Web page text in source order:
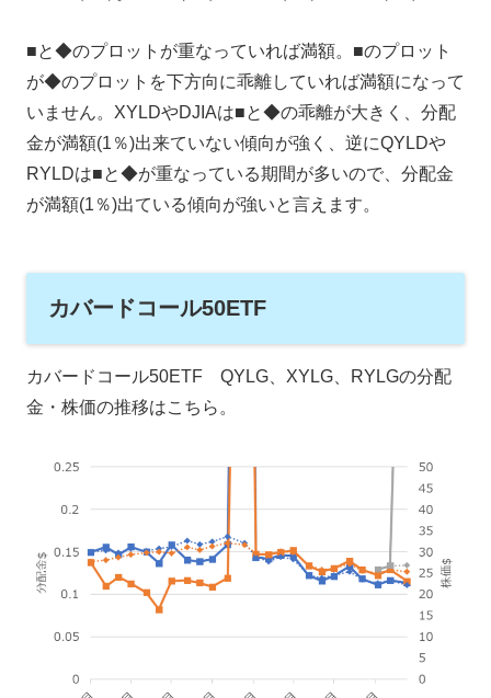
■と◆のプロットが重なっていれば満額。■のプロット
が◆のプロットを下方向に乖離していれば満額になって
いません。XYLDやDJIAは■と◆の乖離が大きく、分配
金が満額(1％)出来ていない傾向が強く、逆にQYLDや
RYLDは■と◆が重なっている期間が多いので、分配金
が満額(1％)出ている傾向が強いと言えます。
カバードコール50ETF
カバードコール50ETF QYLG、XYLG、RYLGの分配
金・株価の推移はこちら。